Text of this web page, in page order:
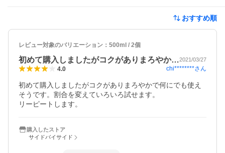
おすすめ順
レビュー対象のバリエーション： 500ml / 2個
初めて購入しましたがコクがありまろやか…2021/03/27
4.0 chi********さん
初めて購入しましたがコクがありまろやかで何にでも使え
そうです。割合を変えていろいろ試せます。
リーピートします。
購入したストア
サイドバイサイド